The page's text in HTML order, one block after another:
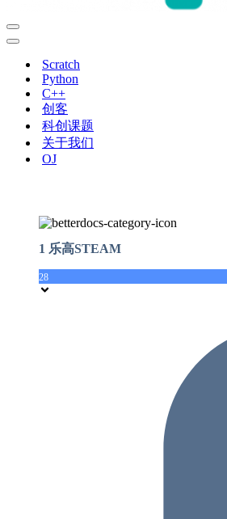
导
航
导
Scratch
Python
C++
创客
科创课题
关于我们
OJ
1 乐高STEAM
28